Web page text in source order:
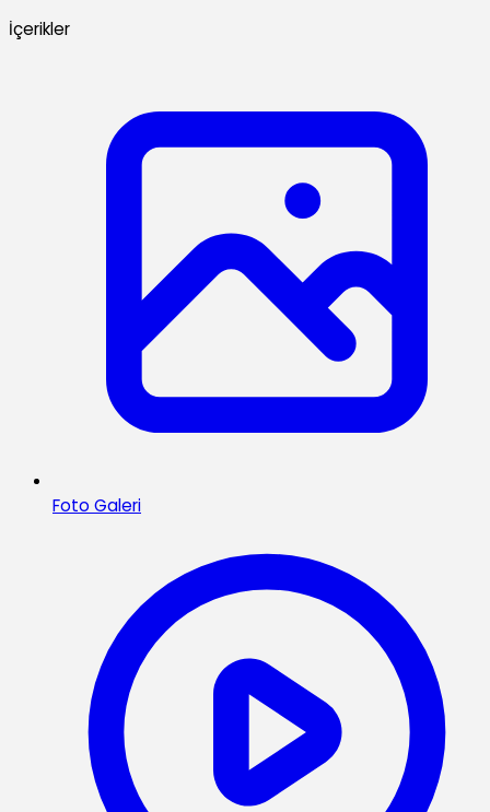
İçerikler
Foto Galeri